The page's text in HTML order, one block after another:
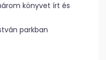
könyvet írt és
parkban